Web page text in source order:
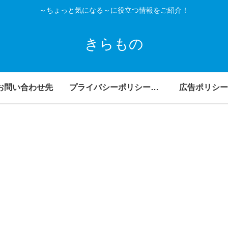
～ちょっと気になる～に役立つ情報をご紹介！
きらもの
問い合わせ先 プライバシーポリシー・免責事項 広告ポリシー